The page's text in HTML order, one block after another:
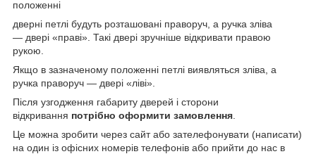
положенні
дверні петлі будуть розташовані праворуч, а ручка зліва
— двері «праві». Такі двері зручніше відкривати правою
рукою.
Якщо в зазначеному положенні петлі виявляться зліва, а
ручка праворуч — двері «ліві».
Після узгодження габариту дверей і сторони
відкривання потрібно оформити замовлення
Це можна зробити через сайт або зателефонувати (написати)
на один із офісних номерів телефонів або прийти до нас в